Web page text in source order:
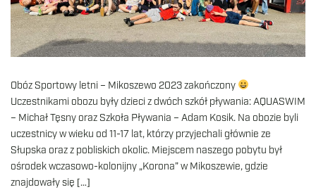
Obóz Sportowy letni – Mikoszewo 2023 zakończony
Uczestnikami obozu były dzieci z dwóch szkół pływania: AQUASWIM
– Michał Tęsny oraz Szkoła Pływania – Adam Kosik. Na obozie byli
uczestnicy w wieku od 11-17 lat, którzy przyjechali głównie ze
Słupska oraz z pobliskich okolic. Miejscem naszego pobytu był
ośrodek wczasowo-kolonijny „Korona” w Mikoszewie, gdzie
znajdowały się […]